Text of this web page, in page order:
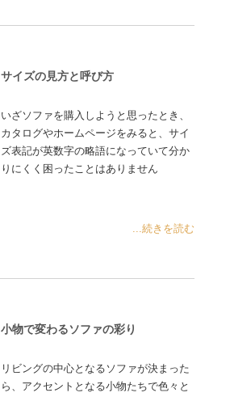
サイズの見方と呼び方
いざソファを購入しようと思ったとき、
カタログやホームページをみると、サイ
ズ表記が英数字の略語になっていて分か
りにくく困ったことはありません
...続きを読む
小物で変わるソファの彩り
リビングの中心となるソファが決まった
ら、アクセントとなる小物たちで色々と